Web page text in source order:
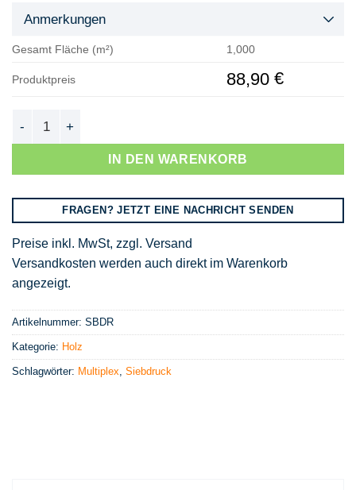
Anmerkungen
Gesamt Fläche (m²) 1,000
Produktpreis 88,90 €
Siebdruckplatte Wasserfest (Sieb/Film) Menge
IN DEN WARENKORB
FRAGEN? JETZT EINE NACHRICHT SENDEN
Preise inkl. MwSt, zzgl. Versand
Versandkosten werden auch direkt im Warenkorb
angezeigt.
Artikelnummer: SBDR
Kategorie: Holz
Schlagwörter: Multiplex Siebdruck